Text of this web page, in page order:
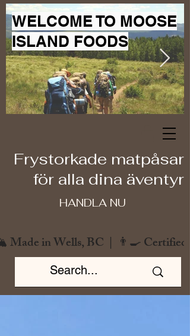
WELCOME TO MOOSE
ISLAND FOODS
Frystorkade matpåsar
för alla dina äventyr
HANDLA NU
in Wells, BC  |  👨‍🍳 Certified